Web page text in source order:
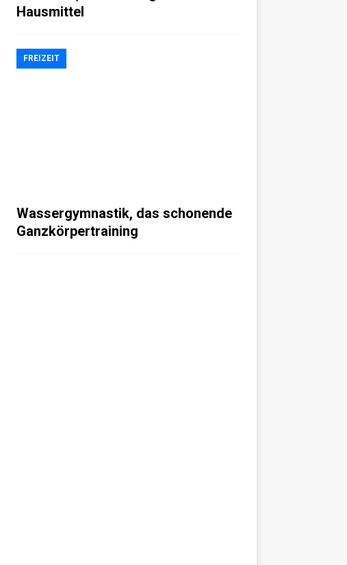
Hausmittel
FREIZEIT
Wassergymnastik, das schonende
Ganzkörpertraining